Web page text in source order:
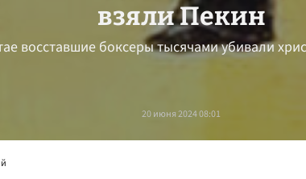
взяли Пекин
восставшие боксеры тысячами убивали
20 июня 2024 08:01